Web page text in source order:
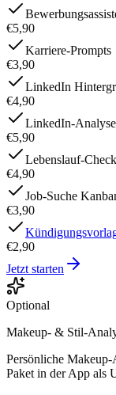
€5,90
Karriere-Prompts
€3,90
LinkedIn
€4,90
LinkedIn-Analyse
€5,90
Lebenslauf-Check
€4,90
Job-Suche
€3,90
€2,90
Jetzt starten
Optional
Makeup- & Stil-
Persönliche
Paket in der App als